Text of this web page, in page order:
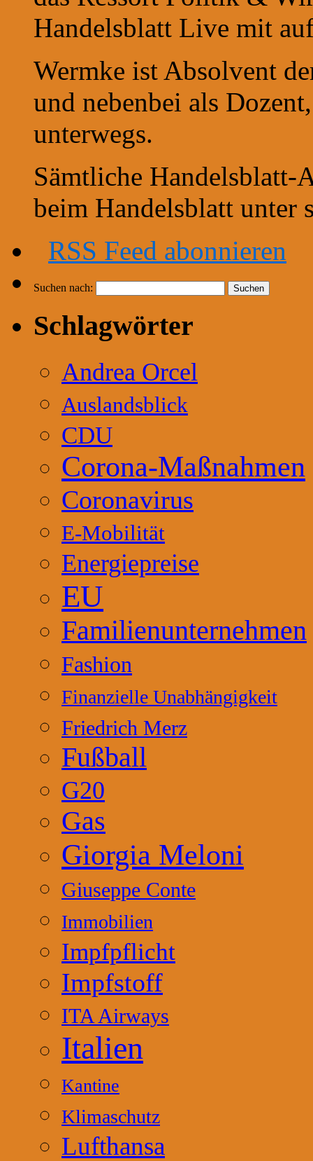
Handelsblatt Live mit
Wermke ist Absolvent
und nebenbei als
unterwegs.
Sämtliche
beim Handelsblatt unter
RSS Feed abonnieren
Suchen nach:
Schlagwörter
Andrea Orcel
Auslandsblick
CDU
Corona-Maßnahmen
Coronavirus
E-Mobilität
Energiepreise
EU
Familienunternehmen
Fashion
Finanzielle Unabhängigkeit
Friedrich Merz
Fußball
G20
Gas
Giorgia Meloni
Giuseppe Conte
Immobilien
Impfpflicht
Impfstoff
ITA Airways
Italien
Kantine
Klimaschutz
Lufthansa